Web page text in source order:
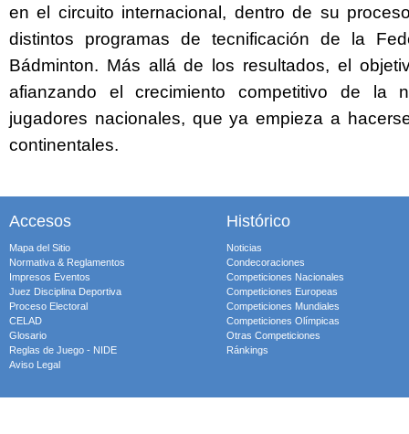
en el circuito internacional, dentro de su
distintos programas de tecnificación de la
Bádminton. Más allá de los resultados, el
afianzando el crecimiento competitivo de la
jugadores nacionales, que ya empieza a
continentales.
Accesos
Mapa del Sitio
Normativa & Reglamentos
Impresos Eventos
Juez Disciplina Deportiva
Proceso Electoral
CELAD
Glosario
Reglas de Juego - NIDE
Aviso Legal
Histórico
Noticias
Condecoraciones
Competiciones Nacionales
Competiciones Europeas
Competiciones Mundiales
Competiciones Olímpicas
Otras Competiciones
Ránkings